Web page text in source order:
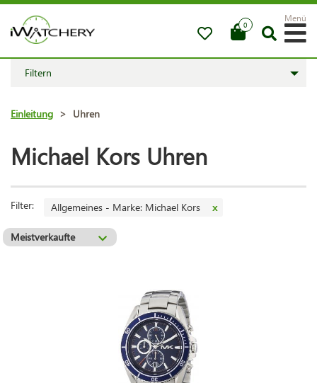
0
Menü
Filtern
Einleitung > Uhren
Michael Kors Uhren
Filter: Allgemeines - Marke: Michael Kors x